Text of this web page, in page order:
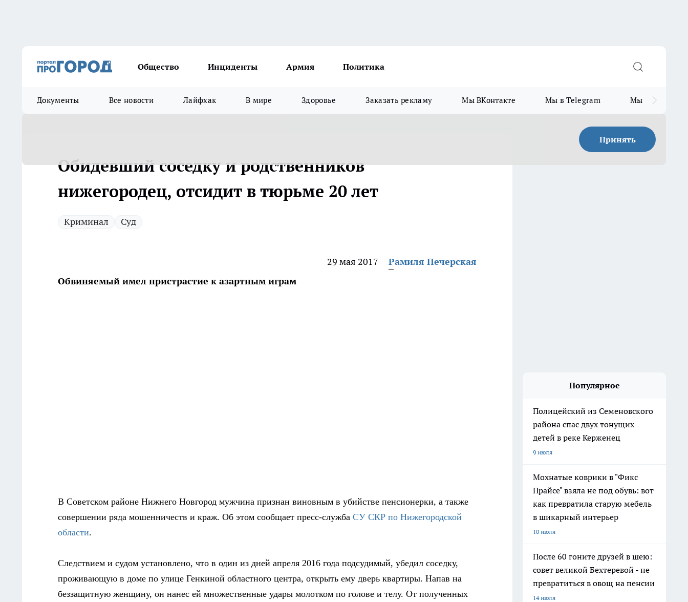
Общество Инциденты Армия Политика
Документы Все новости Лайфхак В мире Здоровье Заказать рекламу Мы ВКонтакте Мы в Telegram Мы в MAX
Принять
Обидевший соседку и родственников
нижегородец, отсидит в тюрьме 20 лет
Криминал Суд
29 мая 2017
Рамиля Печерская
Обвиняемый имел пристрастие к азартным играм
В Советском районе Нижнего Новгород мужчина признан виновным в убийстве пенсионерки, а также
совершении ряда мошенничеств и краж. Об этом сообщает пресс-служба СУ СКР по Нижегородской
области.
Следствием и судом установлено, что в один из дней апреля 2016 года подсудимый, убедил соседку,
проживающую в доме по улице Генкиной областного центра, открыть ему дверь квартиры. Напав на
беззащитную женщину, он нанес ей множественные удары молотком по голове и телу. От полученных
Популярное
Полицейский из Семеновского
района спас двух тонущих
детей в реке Керженец
9 июля
Мохнатые коврики в "Фикс
Прайсе" взяла не под обувь: вот
как превратила старую мебель
в шикарный интерьер
10 июля
После 60 гоните друзей в шею:
совет великой Бехтеревой - не
превратиться в овощ на пенсии
14 июля